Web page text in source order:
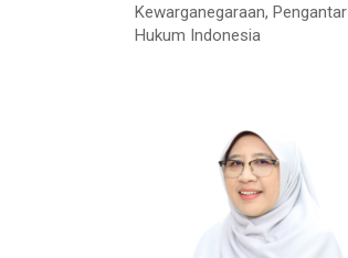
Kewarganegaraan, Pengantar
Hukum Indonesia